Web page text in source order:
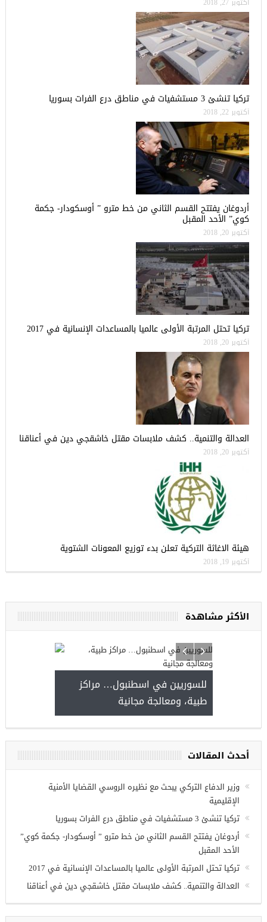
تركيا تنشئ 3 مستشفيات في مناطق درع الفرات بسوريا
أكتوبر 22, 2018
أردوغان يفتتح القسم الثاني من خط مترو ” أوسكودار- جكمة
كوي” الأحد المقبل
أكتوبر 20, 2018
تركيا تحتل المرتبة الأولى عالميا بالمساعدات الإنسانية في 2017
أكتوبر 20, 2018
العدالة والتنمية.. كشف ملابسات مقتل خاشقجي دين في أعناقنا
أكتوبر 20, 2018
هيئة الاغاثة التركية تعلن بدء توزيع المعونات الشتوية
أكتوبر 19, 2018
الأكثر مشاهدة
مجموعة فرص عمل للسوريين في
أحدث المقالات
وزير الدفاع التركي يبحث مع نظيره الروسي القضايا الأمنية
الإقليمية
تركيا تنشئ 3 مستشفيات في مناطق درع الفرات بسوريا
أردوغان يفتتح القسم الثاني من خط مترو ” أوسكودار- جكمة كوي”
تركيا تحتل المرتبة الأولى عالميا بالمساعدات الإنسانية في 2017